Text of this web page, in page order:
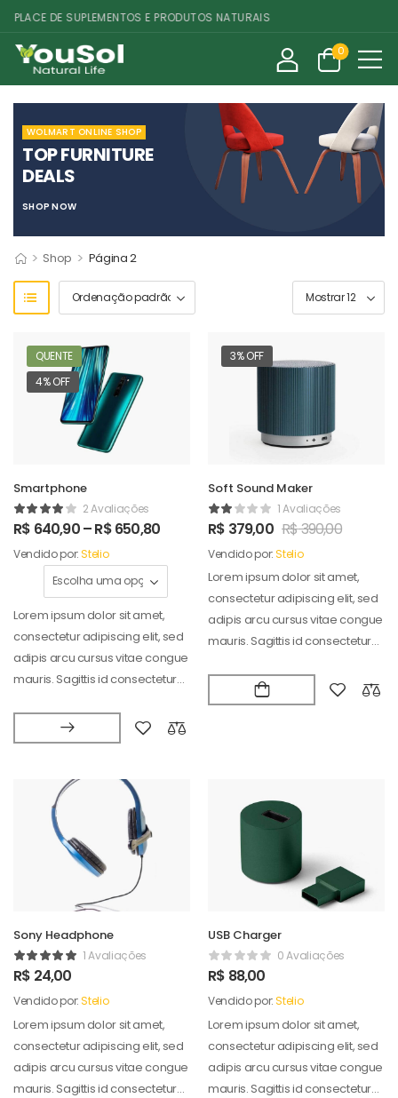
DE SUPLEMENTOS E PRODUTOS NATURAIS
0
WOLMART ONLINE SHOP
TOP FURNITURE
DEALS
SHOP NOW
> Shop > Página 2
QUENTE
4% OFF
Smartphone
2 Avaliações
R$ 640,90–R$650,80
Vendido por:Stelio
Lorem ipsum dolor sit amet,
consectetur adipiscing elit, sed
adipis arcu cursus vitae congue
mauris. Sagittis id consectetur
3% OFF
Soft Sound Maker
1 Avaliações
R$ 379,00 R$390,00
Vendido por:Stelio
Lorem ipsum dolor sit amet,
consectetur adipiscing elit, sed
adipis arcu cursus vitae congue
mauris. Sagittis id consectetur
Sony Headphone
1 Avaliações
R$ 24,00
Vendido por:Stelio
Lorem ipsum dolor sit amet,
consectetur adipiscing elit, sed
adipis arcu cursus vitae congue
mauris. Sagittis id consectetur
USB Charger
0 Avaliações
R$ 88,00
Vendido por:Stelio
Lorem ipsum dolor sit amet,
consectetur adipiscing elit, sed
adipis arcu cursus vitae congue
mauris. Sagittis id consectetur